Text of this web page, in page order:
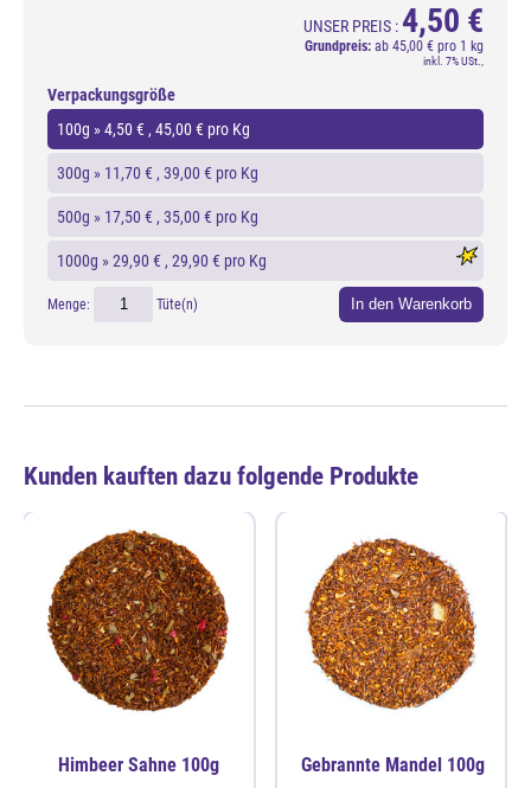
UNSER PREIS : 4,50 €
Grundpreis: ab 45,00 € pro 1 kg
inkl. 7% USt.,
Verpackungsgröße
100g »4,50 € , 45,00 € pro Kg
300g » 11,70 € , 39,00 € pro Kg
500g » 17,50 € , 35,00 € pro Kg
1000g »29,90 € , 29,90 € pro Kg
Menge: Tüte(n) In den Warenkorb
Kunden kauften dazu folgende Produkte
Himbeer Sahne 100g Gebrannte Mandel 100g